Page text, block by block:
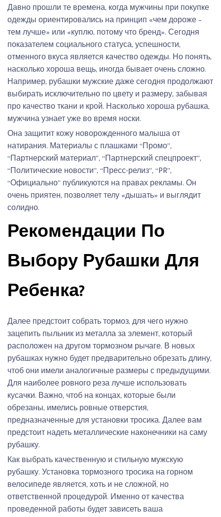
Давно прошли те времена, когда мужчины при покупке
одежды ориентировались на принцип «чем дороже –
тем лучше» или «куплю, потому что бренд». Сегодня
показателем социального статуса, успешности,
отменного вкуса является качество одежды. Но понять,
насколько хороша вещь, иногда бывает очень сложно.
Например, рубашки мужские даже сегодня продолжают
выбирать исключительно по цвету и размеру, забывая
про качество ткани и крой. Насколько хороша рубашка,
мужчина узнает уже во время носки.
Она защитит кожу новорожденного малыша от
натирания. Материалы с плашками “Промо”,
“Партнерский материал”, “Партнерский спецпроект”,
“Политические новости”, “Пресс-релиз”, “PR”,
“Официально” публикуются на правах рекламы. Он
очень приятен, позволяет телу «дышать» и выглядит
солидно.
Рекомендации По
Выбору Рубашки Для
Ребенка?
Далее предстоит собрать тормоз, для чего нужно
зацепить пыльник из металла за элемент, который
расположен на другом тормозном рычаге. В новых
рубашках нужно будет предварительно обрезать длину,
чтоб они имели аналогичные размеры с предыдущими.
Для наиболее ровного реза лучше использовать
кусачки. Важно, чтоб на концах, которые были
обрезаны, имелись ровные отверстия,
предназначенные для установки тросика. Далее вам
предстоит надеть металлические наконечники на саму
рубашку.
Как выбрать качественную и стильную мужскую
рубашку. Установка тормозного тросика на горном
велосипеде является, хоть и не сложной, но
ответственной процедурой. Именно от качества
проведенной работы будет зависеть ваша